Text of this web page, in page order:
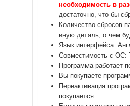
необходимость в
достаточно, что бы
Количество сбросов
иную деталь, о чем
Язык интерфейса:
Совместимость с ОС:
Программа работает
Вы покупаете
Переактивация
покупается.